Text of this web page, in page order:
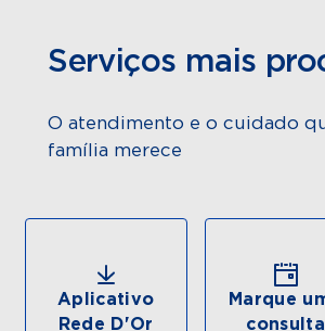
Serviços mais
O atendimento e o cuidado
família merece
Aplicativo
Rede D'Or
Marque
consulta